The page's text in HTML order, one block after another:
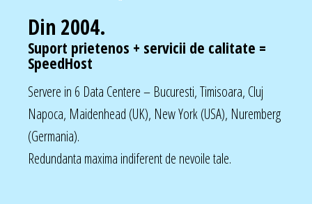
Din 2004.
Suport prietenos + servicii de calitate =
SpeedHost
Servere in 6 Data Centere – Bucuresti, Timisoara, Cluj
Napoca, Maidenhead (UK), New York (USA), Nuremberg
(Germania).
Redundanta maxima indiferent de nevoile tale.